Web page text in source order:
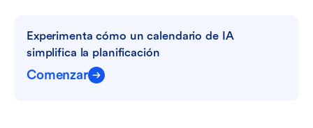
Experimenta cómo un calendario de IA
simplifica la planificación
Comenzar